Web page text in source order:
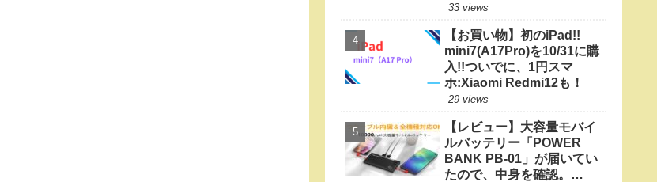
33 views
【お買い物】初のiPad!!
mini7(A17Pro)を10/31に購
入!!ついでに、1円スマ
ホ:Xiaomi Redmi12も！
29 views
【レビュー】大容量モバイ
ルバッテリー「POWER
BANK PB-01」が届いてい
たので、中身を確認。